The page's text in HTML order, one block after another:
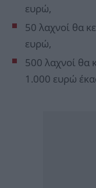
ευρώ,
50 λαχνοί θα
ευρώ,
500 λαχνοί θα
1.000 ευρώ